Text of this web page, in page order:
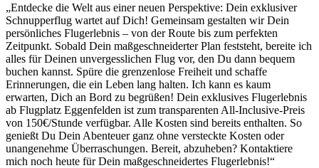
„Entdecke die Welt aus einer neuen Perspektive: Dein exklusiver
Schnupperflug wartet auf Dich! Gemeinsam gestalten wir Dein
persönliches Flugerlebnis – von der Route bis zum perfekten
Zeitpunkt. Sobald Dein maßgeschneiderter Plan feststeht, bereite ich
alles für Deinen unvergesslichen Flug vor, den Du dann bequem
buchen kannst. Spüre die grenzenlose Freiheit und schaffe
Erinnerungen, die ein Leben lang halten. Ich kann es kaum
erwarten, Dich an Bord zu begrüßen! Dein exklusives Flugerlebnis
ab Flugplatz Eggenfelden ist zum transparenten All-Inclusive-Preis
von 150€/Stunde verfügbar. Alle Kosten sind bereits enthalten. So
genießt Du Dein Abenteuer ganz ohne versteckte Kosten oder
unangenehme Überraschungen. Bereit, abzuheben? Kontaktiere
mich noch heute für Dein maßgeschneidertes Flugerlebnis!“